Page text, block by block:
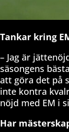
Tankar kring
– Jag är
säsongens
att göra det på
inte kontra
nöjd med EM i
Har